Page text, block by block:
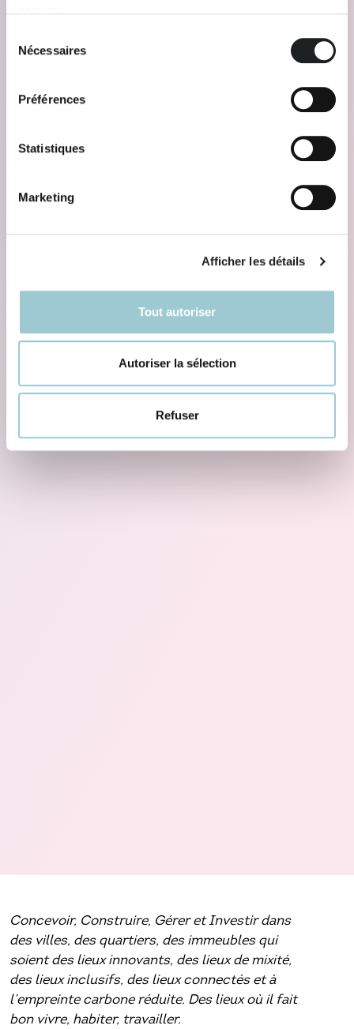
Nécessaires
Préférences
Statistiques
Marketing
Afficher les détails
Tout autoriser
Autoriser la sélection
Refuser
Concevoir, Construire, Gérer et Investir dans
des villes, des quartiers, des immeubles qui
soient des lieux innovants, des lieux de mixité,
des lieux inclusifs, des lieux connectés et à
l’empreinte carbone réduite. Des lieux où il fait
bon vivre, habiter, travailler.